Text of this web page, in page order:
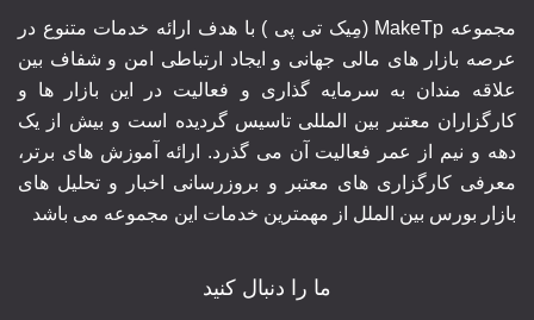
مجموعه MakeTp (مِیک تی پی ) با هدف ارائه خدمات متنوع در
عرصه بازار های مالی جهانی و ایجاد ارتباطی امن و شفاف بین
علاقه مندان به سرمایه گذاری و فعالیت در این بازار ها و
کارگزاران معتبر بین المللی تاسیس گردیده است و بیش از یک
دهه و نیم از عمر فعالیت آن می گذرد. ارائه آموزش های برتر‍،
معرفی کارگزاری های معتبر و بروزرسانی اخبار و تحلیل های
بازار بورس بین الملل از مهمترین خدمات این مجموعه می باشد
ما را دنبال کنید